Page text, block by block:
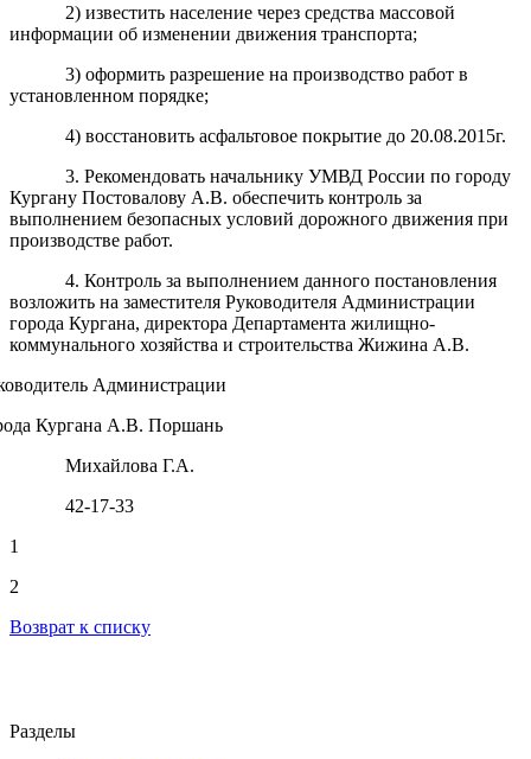
2) известить население через средства массовой
информации об изменении движения транспорта;
3) оформить разрешение на производство работ в
установленном порядке;
4) восстановить асфальтовое покрытие до 20.08.2015г.
3. Рекомендовать начальнику УМВД России по городу
Кургану Постовалову А.В. обеспечить контроль за
выполнением безопасных условий дорожного движения при
производстве работ.
4. Контроль за выполнением данного постановления
возложить на заместителя Руководителя Администрации
города Кургана, директора Департамента жилищно-
коммунального хозяйства и строительства Жижина А.В.
Администрации
Кургана А.В. Поршань
Михайлова Г.А.
42-17-33
1
2
Возврат к списку
Разделы